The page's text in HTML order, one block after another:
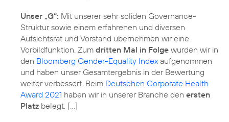
Unser „G“: Mit unserer sehr soliden Governance-
Struktur sowie einem erfahrenen und diversen
Aufsichtsrat und Vorstand übernehmen wir eine
Vorbildfunktion. Zum dritten Mal in Folge wurden wir in
den Bloomberg Gender-Equality Index aufgenommen
und haben unser Gesamtergebnis in der Bewertung
weiter verbessert. Beim Deutschen Corporate Health
Award 2021 haben wir in unserer Branche den ersten
Platz belegt. […]